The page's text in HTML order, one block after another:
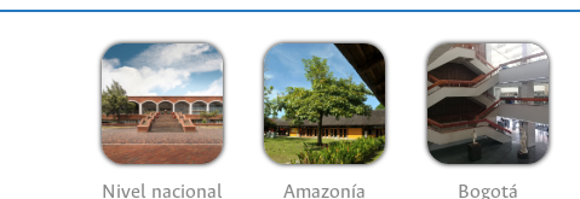
Nivel nacional Amazonía Bogotá